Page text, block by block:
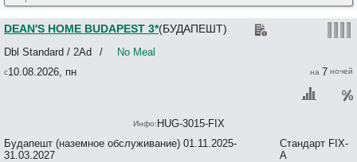
Beatrix 3*
Bed-Breakfast Hotel Budapest 3*
Bell Hostel and Guesthouse 2*
Belle Fleur Panzio 2*
Belvedere 4*
Black Sheep Budapest Hostel 2*
Bliss Residence & Spa 4*
10.08.2026, пн
Будапешт (наземное обслуживание) 01.11.2025-
31.03.2027
Стандарт FIX-
A
7
DEAN'S HOME BUDAPEST 3*(БУДАПЕШТ)
/ No Meal
Dbl Standard / 2Ad
HUG-3015-FIX